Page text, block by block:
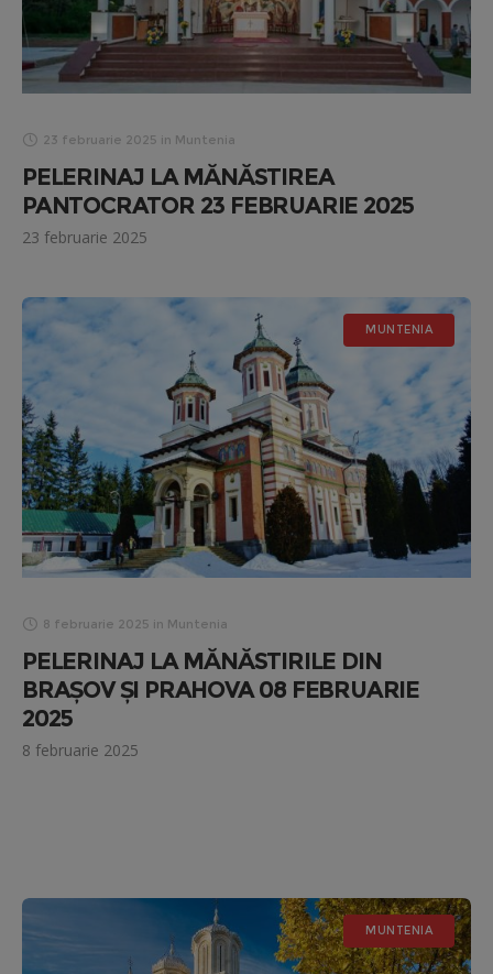
23 februarie 2025 in Muntenia
PELERINAJ LA MĂNĂSTIREA
PANTOCRATOR 23 FEBRUARIE 2025
23 februarie 2025
MUNTENIA
8 februarie 2025 in Muntenia
PELERINAJ LA MĂNĂSTIRILE DIN
BRAȘOV ȘI PRAHOVA 08 FEBRUARIE
2025
8 februarie 2025
MUNTENIA